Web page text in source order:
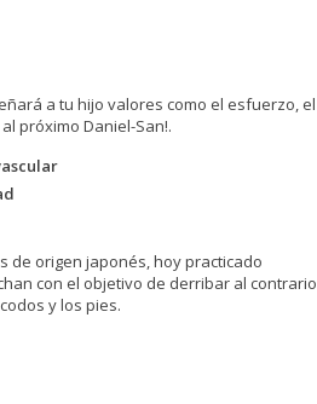
a tu hijo valores como el esfuerzo, el
próximo Daniel-San!.
de origen japonés, hoy practicado
con el objetivo de derribar al contrario
y los pies.